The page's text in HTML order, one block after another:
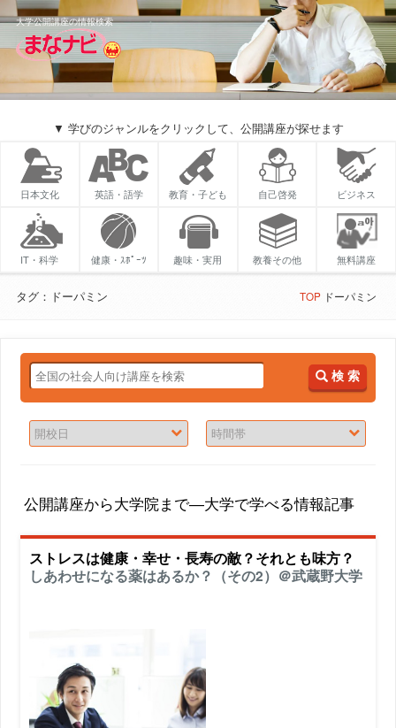
大学公開講座の情報検索
▼ 学びのジャンルをクリックして、公開講座が探せます
日本文化 英語・語学 教育・子ども 自己啓発 ビジネス
IT・科学 健康・ｽﾎﾟｰﾂ 趣味・実用 教養その他 無料講座
タグ：ドーパミン TOPドーパミン
検 索
公開講座から大学院まで―大学で学べる情報記事
ストレスは健康・幸せ・長寿の敵？それとも味方？
しあわせになる薬はあるか？（その2）＠武蔵野大学